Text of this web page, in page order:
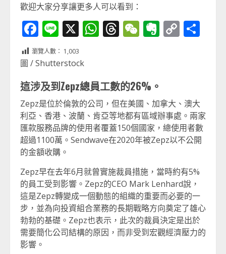
歡迎大家分享讓更多人可以看到：
Facebook
Line
X WhatsApp
Threads
WeChat
Evernote
Copy
Link
瀏覽人數： 1,003
圖 / Shutterstock
這涉及到Zepz總員工數的26%。
Zepz是位於倫敦的公司，但在美國、加拿大、澳大
利亞、香港、波蘭、肯亞等地都有區域辦事處。兩家
匯款服務品牌的使用者覆蓋150個國家，總使用者數
超過1100萬。Sendwave在2020年被Zepz以不公開
的金額收購。
Zepz早在去年6月就曾實施裁員措施，當時約有5%
的員工受到影響。Zepz的CEO Mark Lenhard說，
這是Zepz轉變成一個動態的組織的重要而必要的一
步，並為向投資組合業務的長期戰略方向奠定了雄心
勃勃的基礎。Zepz也表示，此次的裁員決定是出於
需要簡化公司結構的原因，而非受到宏觀經濟壓力的
影響。